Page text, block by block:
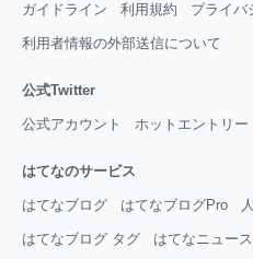
ガイドライン 利用規約 プライバ
利用者情報の外部送信について
公式Twitter
公式アカウント ホットエントリー
はてなのサービス
はてなブログ はてなブログPro
はてなブログ タグ はてなニュース